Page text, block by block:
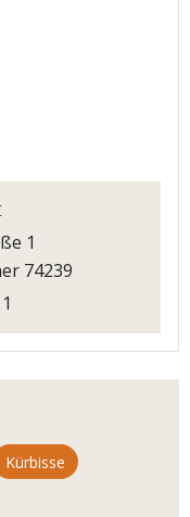
1
74239
Kürbisse